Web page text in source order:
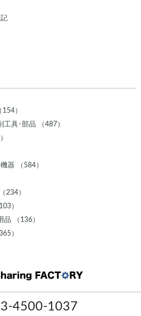
4500-1037
）
具･部品 （487）
器 （584）
234）
）
品 （136）
）